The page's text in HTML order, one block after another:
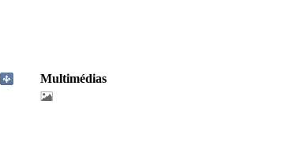
Multimédias